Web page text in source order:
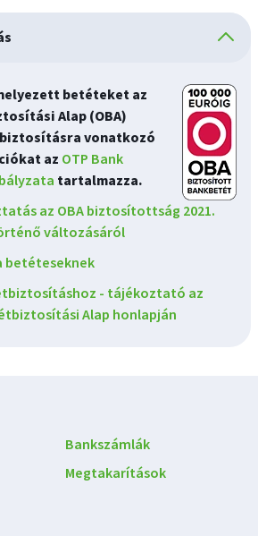
betéteket az
Alap (OBA)
vonatkozó
az OTP Bank
tartalmazza.
az OBA biztosítottság 2021.
változásáról
betéteseknek
- tájékoztató az
Alap honlapján
Bankszámlák
Megtakarítások